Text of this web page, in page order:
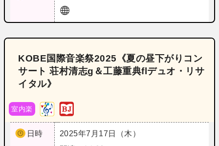
KOBE国際音楽祭2025《夏の昼下がりコン
サート 荘村清志g＆工藤重典flデュオ・リサ
イタル》
室内楽
日時
2025年7月17日（木）